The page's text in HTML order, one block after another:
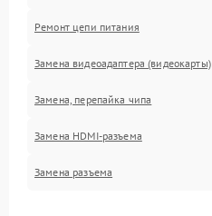
Ремонт цепи питания
Замена видеоадаптера (видеокарты)
Замена, перепайка чипа
Замена HDMI-разъема
Замена разъема